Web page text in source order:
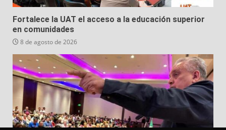
Fortalece la UAT el acceso a la educación superior
en comunidades
8 de agosto de 2026